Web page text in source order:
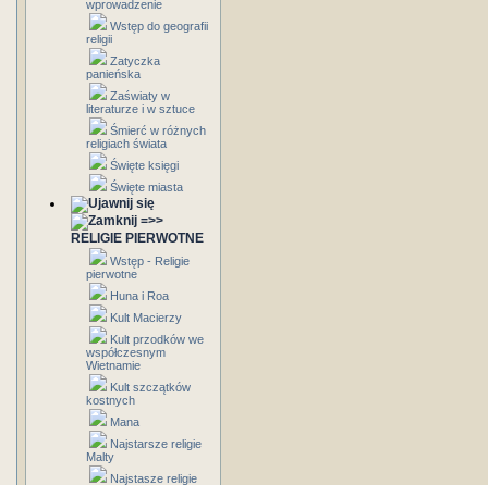
wprowadzenie
Wstęp do geografii
religii
Zatyczka
panieńska
Zaświaty w
literaturze i w sztuce
Śmierć w różnych
religiach świata
Święte księgi
Święte miasta
=>>
RELIGIE PIERWOTNE
Wstęp - Religie
pierwotne
Huna i Roa
Kult Macierzy
Kult przodków we
współczesnym
Wietnamie
Kult szczątków
kostnych
Mana
Najstarsze religie
Malty
Najstasze religie